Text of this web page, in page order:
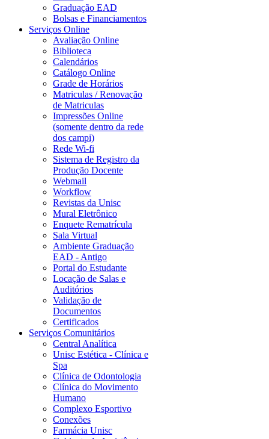
Graduação EAD
Bolsas e Financiamentos
Serviços Online
Avaliação Online
Biblioteca
Calendários
Catálogo Online
Grade de Horários
Matriculas / Renovação
de Matriculas
Impressões Online
(somente dentro da rede
dos campi)
Rede Wi-fi
Sistema de Registro da
Produção Docente
Webmail
Workflow
Revistas da Unisc
Mural Eletrônico
Enquete Rematrícula
Sala Virtual
Ambiente Graduação
EAD - Antigo
Portal do Estudante
Locação de Salas e
Auditórios
Validação de
Documentos
Certificados
Serviços Comunitários
Central Analítica
Unisc Estética - Clínica e
Spa
Clínica de Odontologia
Clínica do Movimento
Humano
Complexo Esportivo
Conexões
Farmácia Unisc